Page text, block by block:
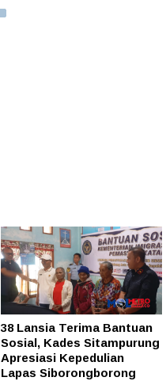
38 Lansia Terima Bantuan
Sosial, Kades Sitampurung
Apresiasi Kepedulian
Lapas Siborongborong